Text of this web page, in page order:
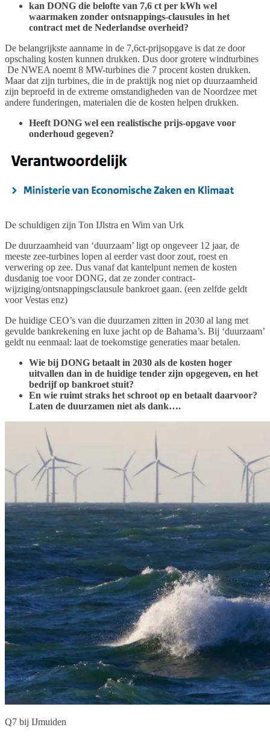
kan DONG die belofte van 7,6 ct per kWh wel
waarmaken zonder ontsnappings-clausules in het
contract met de Nederlandse overheid?
De belangrijkste aanname in de 7,6ct-prijsopgave is dat ze door
opschaling kosten kunnen drukken. Dus door grotere windturbines
De NWEA noemt 8 MW-turbines die 7 procent kosten drukken.
Maar dat zijn turbines, die in de praktijk nog niet op duurzaamheid
zijn beproefd in de extreme omstandigheden van de Noordzee met
andere funderingen, materialen die de kosten helpen drukken.
Heeft DONG wel een realistische prijs-opgave voor
onderhoud gegeven?
De schuldigen zijn Ton IJlstra en Wim van Urk
De duurzaamheid van ‘duurzaam’ ligt op ongeveer 12 jaar, de
meeste zee-turbines lopen al eerder vast door zout, roest en
verwering op zee. Dus vanaf dat kantelpunt nemen de kosten
dusdanig toe voor DONG, dat ze zonder contract-
wijziging/ontsnappingsclausule bankroet gaan. (een zelfde geldt
voor Vestas enz)
De huidige CEO’s van die duurzamen zitten in 2030 al lang met
gevulde bankrekening en luxe jacht op de Bahama’s. Bij ‘duurzaam’
geldt nu eenmaal: laat de toekomstige generaties maar betalen.
Wie bij DONG betaalt in 2030 als de kosten hoger
uitvallen dan in de huidige tender zijn opgegeven, en het
bedrijf op bankroet stuit?
En wie ruimt straks het schroot op en betaalt daarvoor?
Laten de duurzamen niet als dank….
Q7 bij IJmuiden